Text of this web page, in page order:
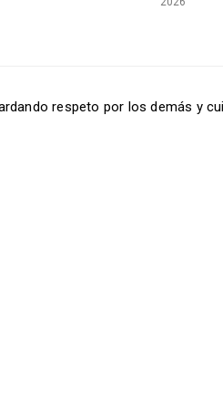
respeto por los demás y